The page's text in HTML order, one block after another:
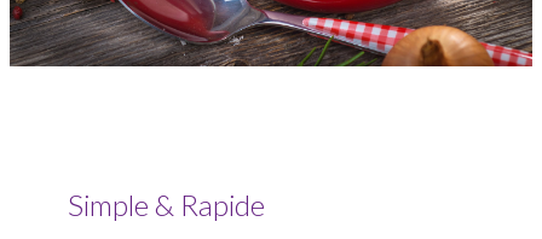
Simple & Rapide